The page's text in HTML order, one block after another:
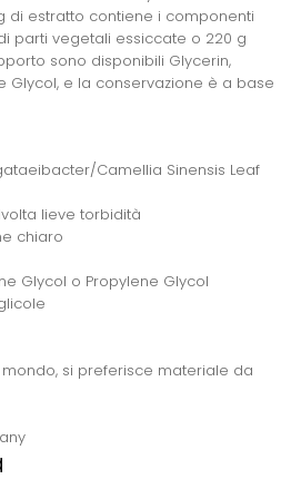
di estratto contiene i componenti
parti vegetali essiccate o 220 g
sono disponibili Glycerin,
Glycol, e la conservazione è a base
Camellia Sinensis Leaf
lieve torbidità
chiaro
Glycol o Propylene Glycol
si preferisce materiale da